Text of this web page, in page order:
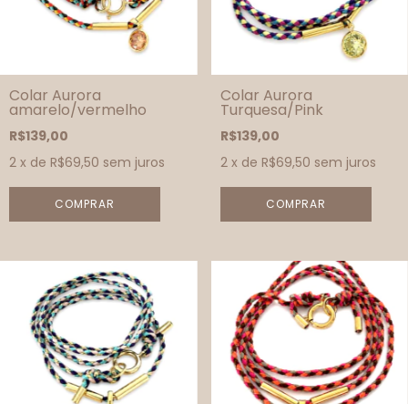
Colar Aurora
amarelo/vermelho
R$139,00
2 x de R$69,50 sem juros
Colar Aurora
Turquesa/Pink
R$139,00
2 x de R$69,50 sem juros